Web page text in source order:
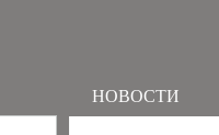
НОВОСТИ